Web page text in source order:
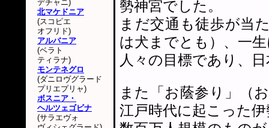
勢神宮でした。
まだ交通も徒歩が当
は犬までとも）、一
人々の目標であり、
また「お蔭参り」（
江戸時代に起こった
デチャニ)
北マケドニア
(スコピエ
オフリド)
アルバニア
(ベラト
ティラナ)
モンテネグロ
(ダニロヴグラード
プリエプリャ)
ボスニア・
ヘルツェゴビナ
(サラエヴォ